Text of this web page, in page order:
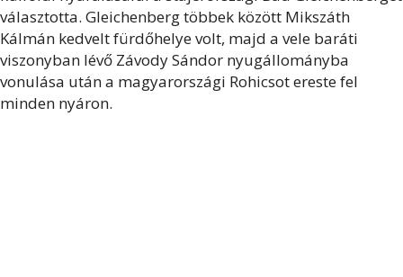
választotta. Gleichenberg többek között Mikszáth
Kálmán kedvelt fürdőhelye volt, majd a vele baráti
viszonyban lévő Závody Sándor nyugállományba
vonulása után a magyarországi Rohicsot ereste fel
minden nyáron.